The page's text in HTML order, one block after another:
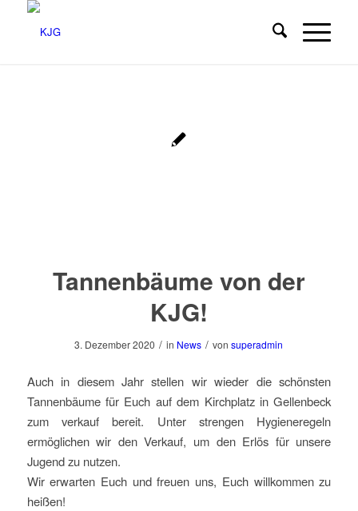
Tannenbäume von der
KJG!
3. Dezember 2020 / in News / vonsuperadmin
Auch in diesem Jahr stellen wir wieder die schönsten
Tannenbäume für Euch auf dem Kirchplatz in Gellenbeck
zum verkauf bereit. Unter strengen Hygieneregeln
ermöglichen wir den Verkauf, um den Erlös für unsere
Jugend zu nutzen.
Wir erwarten Euch und freuen uns, Euch willkommen zu
heißen!